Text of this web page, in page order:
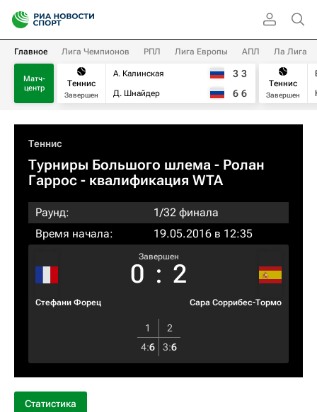
Главное Лига Чемпионов РПЛ Лига Европы АПЛ Ла Лига
Матч-
центр
Теннис
Завершен
А. Калинская
Д. Шнайдер
3 3
6 6
Теннис
Завершен
Теннис
Турниры Большого шлема - Ролан
Гаррос - квалификация WTA
Раунд:
1/32 финала
Время начала:
19.05.2016 в 12:35
Стефани Форец
Завершен
0 : 2
Сара Соррибес-Тормо
1
2
4:6 3:6
Статистика